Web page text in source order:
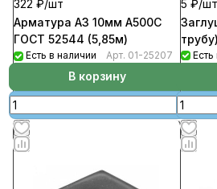
322 ₽/шт
Арматура А3 10мм А500С
ГОСТ 52544 (5,85м)
Есть в наличии Арт. 01-25207
В корзину
5 ₽/шт
Есть